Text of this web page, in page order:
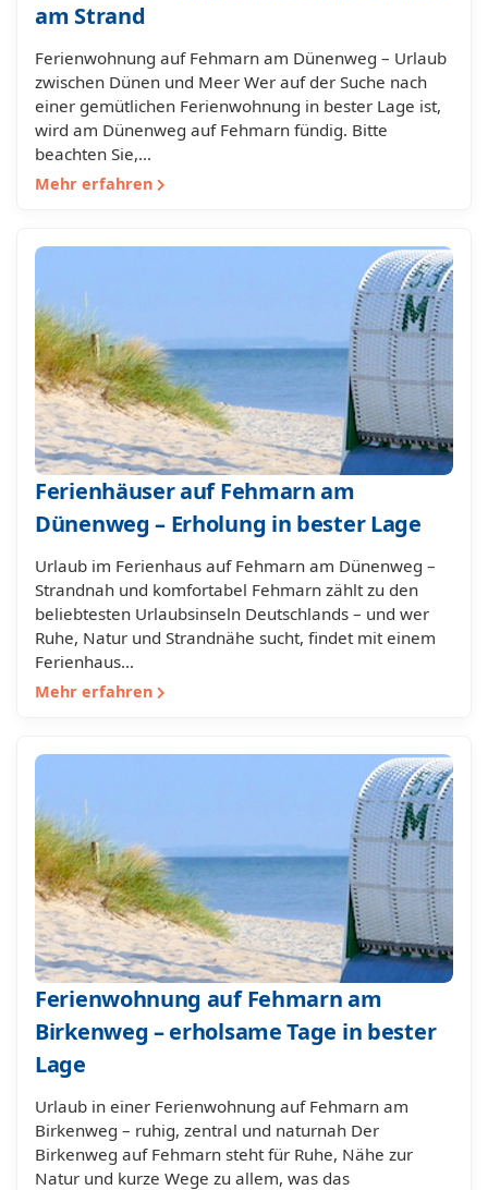
am Strand
Ferienwohnung auf Fehmarn am Dünenweg – Urlaub
zwischen Dünen und Meer Wer auf der Suche nach
einer gemütlichen Ferienwohnung in bester Lage ist,
wird am Dünenweg auf Fehmarn fündig. Bitte
beachten Sie,…
Mehr erfahren
Ferienhäuser auf Fehmarn am
Dünenweg – Erholung in bester Lage
Urlaub im Ferienhaus auf Fehmarn am Dünenweg –
Strandnah und komfortabel Fehmarn zählt zu den
beliebtesten Urlaubsinseln Deutschlands – und wer
Ruhe, Natur und Strandnähe sucht, findet mit einem
Ferienhaus…
Mehr erfahren
Ferienwohnung auf Fehmarn am
Birkenweg – erholsame Tage in bester
Lage
Urlaub in einer Ferienwohnung auf Fehmarn am
Birkenweg – ruhig, zentral und naturnah Der
Birkenweg auf Fehmarn steht für Ruhe, Nähe zur
Natur und kurze Wege zu allem, was das